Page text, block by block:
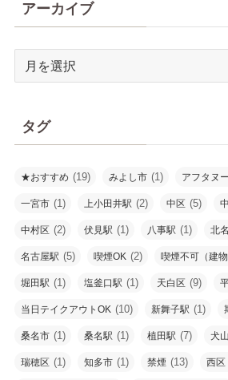
(6)
アーカイブ
ブ
タグ
★おすすめ (19) みよし市 (1) アフタヌ
一宮市 (1) 上小田井駅 (2) 中区 (5)
中村区 (2) 伏見駅 (1) 八事駅 (1) 北
名古屋駅 (5) 喫煙OK (2) 喫煙不可（建物
堀田駅 (1) 塩釜口駅 (1) 天白区 (9)
当日テイクアウトOK (10) 新舞子駅 (1)
桑名市 (1) 桑名駅 (1) 植田駅 (7) 犬
瑞穂区 (1) 知多市 (1) 禁煙 (13) 西区